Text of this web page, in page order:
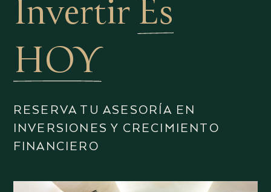
Invertir Es
HOY
RESERVA TU ASESORÍA EN
INVERSIONES Y CRECIMIENTO
FINANCIERO